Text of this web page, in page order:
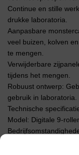
Continue en stille
drukke laboratoria.
Aanpasbare
veel buizen, kolven
te mengen.
Verwijderbare
tijdens het mengen.
Robuust ontwerp:
gebruik in laboratoria.
Technische
Model: Digitale 9-